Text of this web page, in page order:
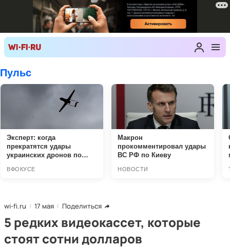
wi-fi.ru 17 мая Поделиться
5 редких видеокассет, которые
стоят сотни долларов